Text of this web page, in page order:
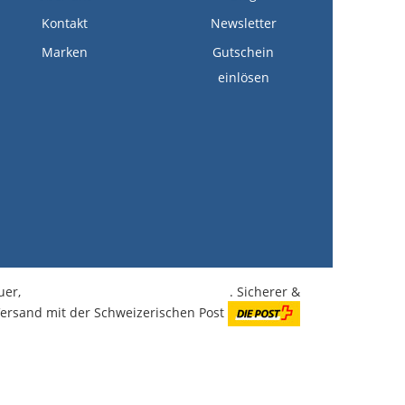
Kontakt
Marken
Newsletter
Gutschein
einlösen
. Sicherer &
mit der Schweizerischen Post